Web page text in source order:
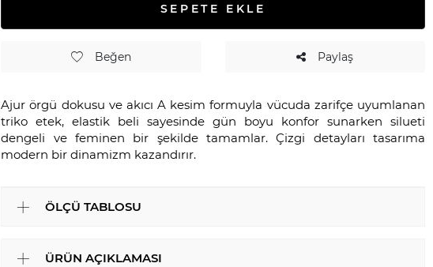
SEPETE EKLE
Beğen Paylaş
Ajur örgü dokusu ve akıcı A kesim formuyla vücuda zarifçe uyumlanan
triko etek, elastik beli sayesinde gün boyu konfor sunarken silueti
dengeli ve feminen bir şekilde tamamlar. Çizgi detayları tasarıma
modern bir dinamizm kazandırır.
ÖLÇÜ TABLOSU
ÜRÜN AÇIKLAMASI